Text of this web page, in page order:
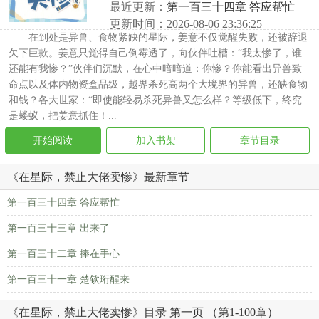
最近更新： 第一百三十四章 答应帮忙
更新时间：2026-08-06 23:36:25
在到处是异兽、食物紧缺的星际，姜意不仅觉醒失败，还被辞退
欠下巨款。姜意只觉得自己倒霉透了，向伙伴吐槽：“我太惨了，谁
还能有我惨？”伙伴们沉默，在心中暗暗道：你惨？你能看出异兽致
命点以及体内物资盒品级，越界杀死高两个大境界的异兽，还缺食物
和钱？各大世家：“即使能轻易杀死异兽又怎么样？等级低下，终究
是蝼蚁，把姜意抓住！...
开始阅读 加入书架 章节目录
《在星际，禁止大佬卖惨》最新章节
第一百三十四章 答应帮忙
第一百三十三章 出来了
第一百三十二章 捧在手心
第一百三十一章 楚钦珩醒来
《在星际，禁止大佬卖惨》目录 第一页 （第1-100章）